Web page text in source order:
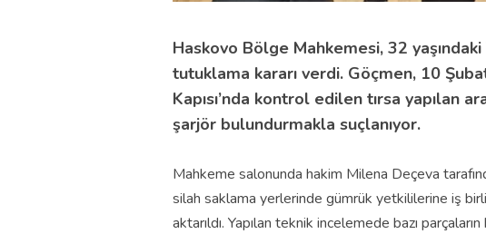
Haskovo Bölge Mahkemesi, 32
tutuklama kararı verdi. Göçmen, 10
Kapısı’nda kontrol edilen tırsa yapılan
şarjör bulundurmakla suçlanıyor.
Mahkeme salonunda hakim Milena Deçeva
silah saklama yerlerinde gümrük yetkililerine iş
aktarıldı. Yapılan teknik incelemede bazı